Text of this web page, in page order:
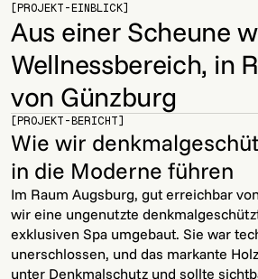
[PROJEKT-EINBLICK]
Aus einer Scheune
Wellnessbereich, in
von Günzburg
[PROJEKT-BERICHT]
Wie wir
in die Moderne führen
Im Raum Augsburg, gut erreichbar
wir eine ungenutzte
exklusiven Spa umgebaut. Sie war
unerschlossen, und das markante
unter Denkmalschutz und sollte